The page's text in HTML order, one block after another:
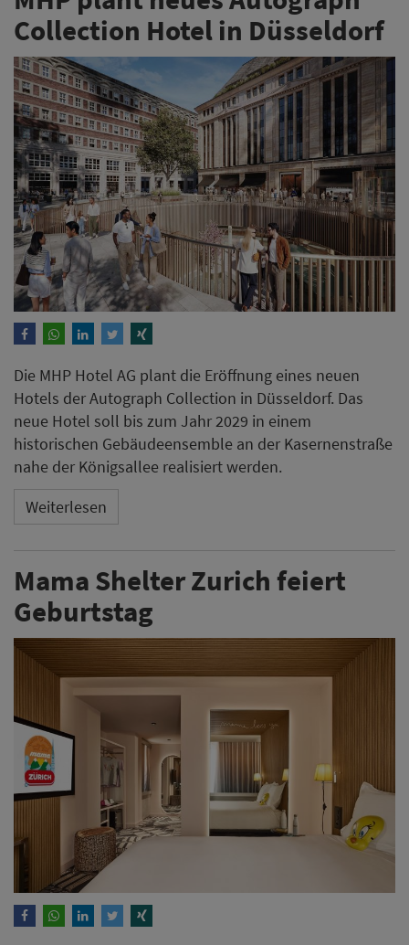
Collection Hotel in Düsseldorf
Die MHP Hotel AG plant die Eröffnung eines neuen
Hotels der Autograph Collection in Düsseldorf. Das
neue Hotel soll bis zum Jahr 2029 in einem
historischen Gebäudeensemble an der Kasernenstraße
nahe der Königsallee realisiert werden.
Weiterlesen
Mama Shelter Zurich feiert
Geburtstag